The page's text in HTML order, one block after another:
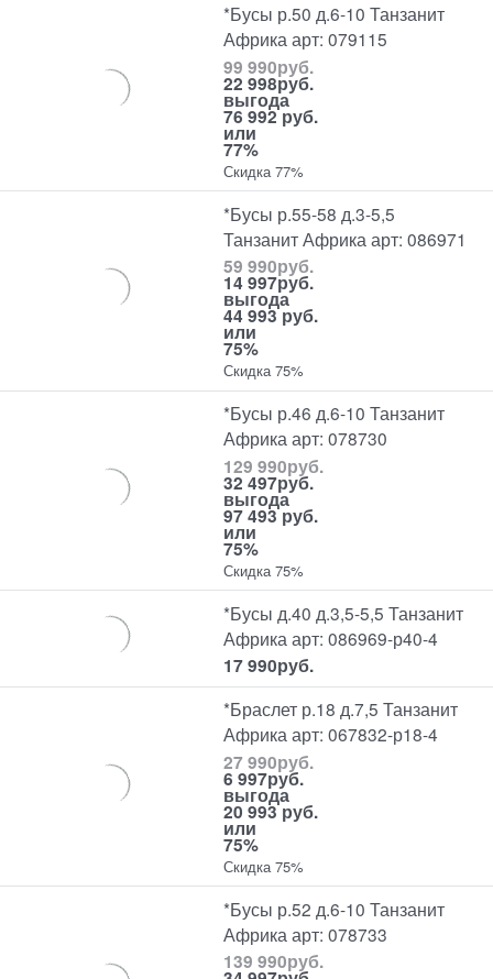
*Бусы р.50 д.6-10 Танзанит
Африка арт: 079115
99 990руб.
22 998руб.
выгода
76 992 руб.
или
77%
Скидка 77%
*Бусы р.55-58 д.3-5,5
Танзанит Африка арт: 086971
59 990руб.
14 997руб.
выгода
44 993 руб.
или
75%
Скидка 75%
*Бусы р.46 д.6-10 Танзанит
Африка арт: 078730
129 990руб.
32 497руб.
выгода
97 493 руб.
или
75%
Скидка 75%
*Бусы д.40 д.3,5-5,5 Танзанит
Африка арт: 086969-р40-4
17 990руб.
*Браслет р.18 д.7,5 Танзанит
Африка арт: 067832-р18-4
27 990руб.
6 997руб.
выгода
20 993 руб.
или
75%
Скидка 75%
*Бусы р.52 д.6-10 Танзанит
Африка арт: 078733
139 990руб.